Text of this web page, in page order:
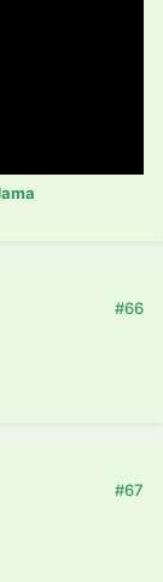
#66
#67